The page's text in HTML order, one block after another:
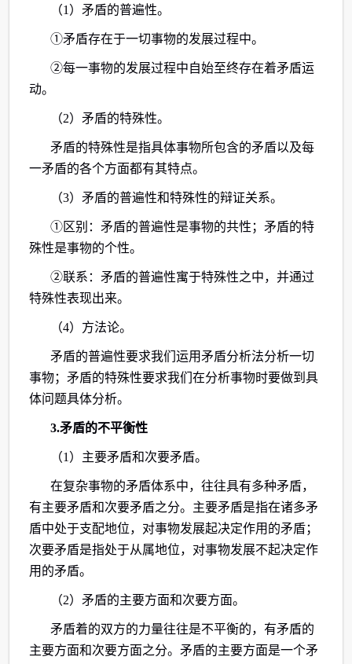
（1）矛盾的普遍性。
①矛盾存在于一切事物的发展过程中。
②每一事物的发展过程中自始至终存在着矛盾运
动。
（2）矛盾的特殊性。
矛盾的特殊性是指具体事物所包含的矛盾以及每
一矛盾的各个方面都有其特点。
（3）矛盾的普遍性和特殊性的辩证关系。
①区别：矛盾的普遍性是事物的共性；矛盾的特
殊性是事物的个性。
②联系：矛盾的普遍性寓于特殊性之中，并通过
特殊性表现出来。
（4）方法论。
矛盾的普遍性要求我们运用矛盾分析法分析一切
事物；矛盾的特殊性要求我们在分析事物时要做到具
体问题具体分析。
3.矛盾的不平衡性
（1）主要矛盾和次要矛盾。
在复杂事物的矛盾体系中，往往具有多种矛盾，
有主要矛盾和次要矛盾之分。主要矛盾是指在诸多矛
盾中处于支配地位，对事物发展起决定作用的矛盾；
次要矛盾是指处于从属地位，对事物发展不起决定作
用的矛盾。
（2）矛盾的主要方面和次要方面。
矛盾着的双方的力量往往是不平衡的，有矛盾的
主要方面和次要方面之分。矛盾的主要方面是一个矛